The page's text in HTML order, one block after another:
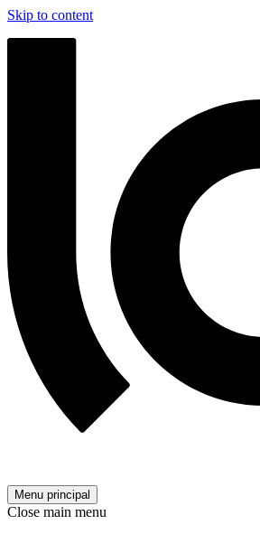
Skip to content
Menu principal
Close main menu